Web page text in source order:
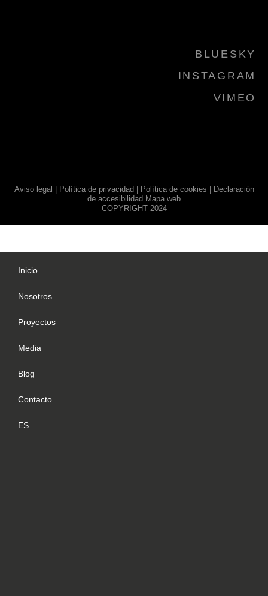
BLUESKY
INSTAGRAM
VIMEO
Aviso legal Política de privacidad Política de cookies
Declaración
de accesibilidad Mapa web
COPYRIGHT 2024
Inicio
Nosotros
Proyectos
Media
Blog
Contacto
ES